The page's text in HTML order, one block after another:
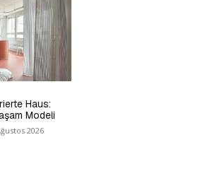
Haus:
Modeli
2026